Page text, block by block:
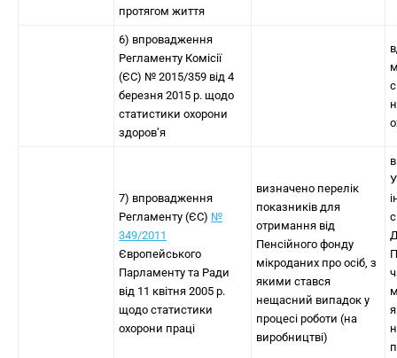
протягом життя
6) впровадження
Регламенту Комісії
(ЄС) № 2015/359 від 4
березня 2015 р. щодо
статистики охорони
здоров’я
7) впровадження
Регламенту (ЄС) №
349/2011
Європейського
Парламенту та Ради
від 11 квітня 2005 р.
щодо статистики
охорони праці
визначено перелік
показників для
отримання від
Пенсійного фонду
мікроданих про осіб, з
якими стався
нещасний випадок у
процесі роботи (на
виробництві)